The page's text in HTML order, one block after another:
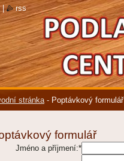
stránka - Poptávkový formulář
formulář
Jméno a příjmení:*
| rss